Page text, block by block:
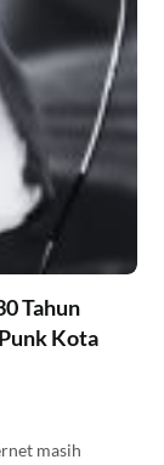
Tahun
Kota
masih